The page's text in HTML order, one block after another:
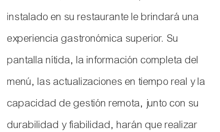
instalado en su restaurante le brindará una
experiencia gastronómica superior. Su
pantalla nítida, la información completa del
menú, las actualizaciones en tiempo real y la
capacidad de gestión remota, junto con su
durabilidad y fiabilidad, harán que realizar